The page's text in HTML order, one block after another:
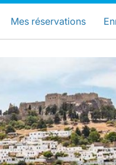
Mes réservations